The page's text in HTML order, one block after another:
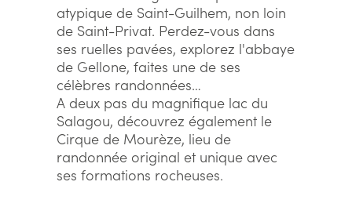
atypique de Saint-Guilhem, non loin
de Saint-Privat. Perdez-vous dans
ses ruelles pavées, explorez l'abbaye
de Gellone, faites une de ses
célèbres randonnées…
A deux pas du magnifique lac du
Salagou, découvrez également le
Cirque de Mourèze, lieu de
randonnée original et unique avec
ses formations rocheuses.